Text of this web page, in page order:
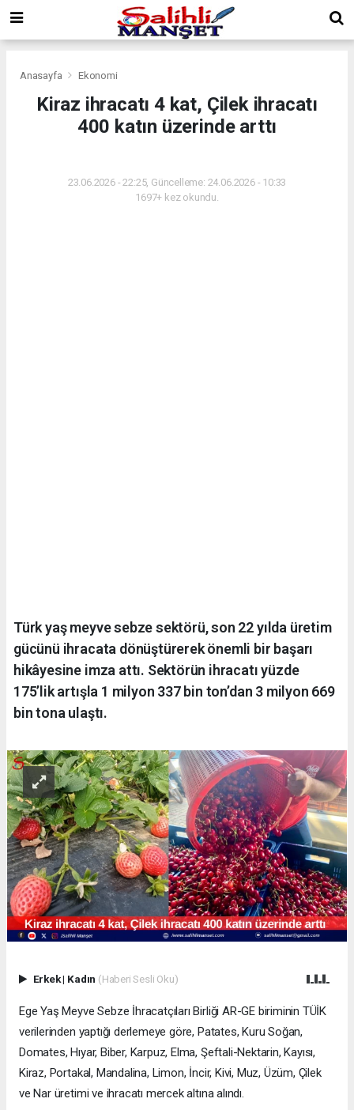
Anasayfa Ekonomi
Kiraz ihracatı 4 kat, Çilek ihracatı
400 katın üzerinde arttı
23.06.2026 - 22:25, Güncelleme: 24.06.2026 - 10:33
1697+ kez okundu.
Türk yaş meyve sebze sektörü, son 22 yılda üretim
gücünü ihracata dönüştürerek önemli bir başarı
hikâyesine imza attı. Sektörün ihracatı yüzde
175’lik artışla 1 milyon 337 bin ton’dan 3 milyon 669
bin tona ulaştı.
Erkek| Kadın (Haberi Sesli Oku)
Ege Yaş Meyve Sebze İhracatçıları Birliği AR-GE biriminin TÜİK
verilerinden yaptığı derlemeye göre, Patates, Kuru Soğan,
Domates, Hıyar, Biber, Karpuz, Elma, Şeftali-Nektarin, Kayısı,
Kiraz, Portakal, Mandalina, Limon, İncir, Kivi, Muz, Üzüm, Çilek
ve Nar üretimi ve ihracatı mercek altına alındı.